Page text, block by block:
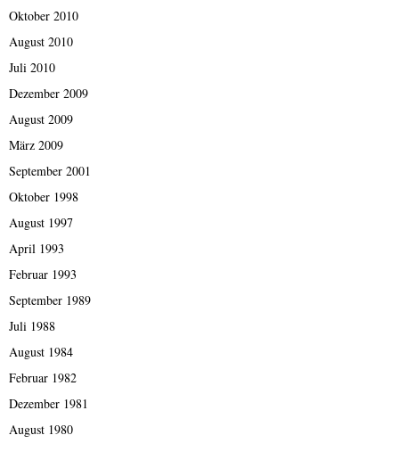
Oktober 2010
August 2010
Juli 2010
Dezember 2009
August 2009
März 2009
September 2001
Oktober 1998
August 1997
April 1993
Februar 1993
September 1989
Juli 1988
August 1984
Februar 1982
Dezember 1981
August 1980